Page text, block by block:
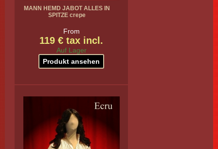
MANN HEMD JABOT ALLES IN
SPITZE crepe
From
119 € tax incl.
Auf Lager
Produkt ansehen